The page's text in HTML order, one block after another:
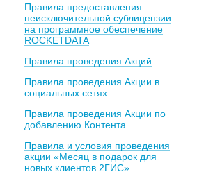
Правила предоставления
неисключительной сублицензии
на программное обеспечение
ROCKETDATA
Правила проведения Акций
Правила проведения Акции в
социальных сетях
Правила проведения Акции по
добавлению Контента
Правила и условия проведения
акции «Месяц в подарок для
новых клиентов 2ГИС»